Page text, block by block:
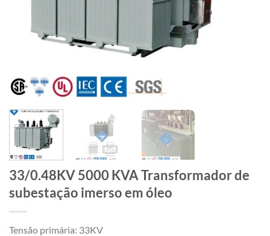
33/0.48KV 5000 KVA Transformador de
subestação imerso em óleo
Tensão primária: 33KV